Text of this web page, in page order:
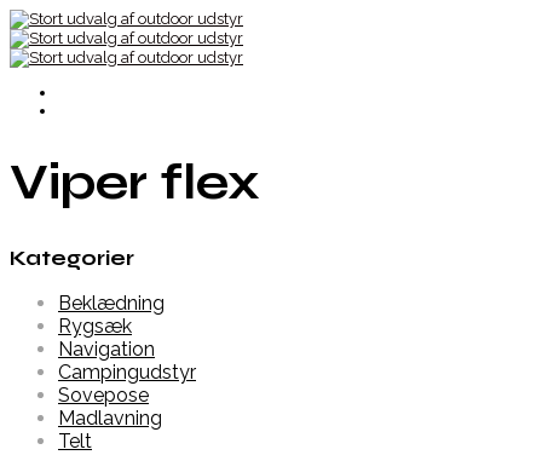
Viper flex
Kategorier
Beklædning
Rygsæk
Navigation
Campingudstyr
Sovepose
Madlavning
Telt